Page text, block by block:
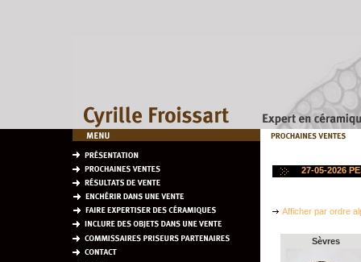
27-05-2026
Afficher par ordre
Sèvres